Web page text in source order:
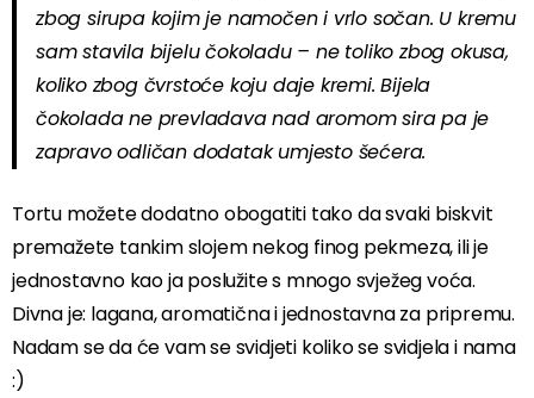
zbog sirupa kojim je namočen i vrlo sočan. U kremu
sam stavila bijelu čokoladu – ne toliko zbog okusa,
koliko zbog čvrstoće koju daje kremi. Bijela
čokolada ne prevladava nad aromom sira pa je
zapravo odličan dodatak umjesto šećera.
Tortu možete dodatno obogatiti tako da svaki biskvit
premažete tankim slojem nekog finog pekmeza, ili je
jednostavno kao ja poslužite s mnogo svježeg voća.
Divna je: lagana, aromatična i jednostavna za pripremu.
Nadam se da će vam se svidjeti koliko se svidjela i nama
:)